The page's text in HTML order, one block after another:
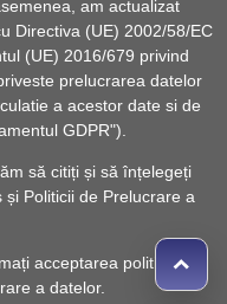
am actualizat
Directiva (UE) 2002/58/EC
(UE) 2016/679 privind
prelucrarea datelor
a acestor date si de
GDPR").
să citiți și să înțelegeți
și Politicii de Prelucrare a
acceptarea politicii de
a datelor.
544/2001